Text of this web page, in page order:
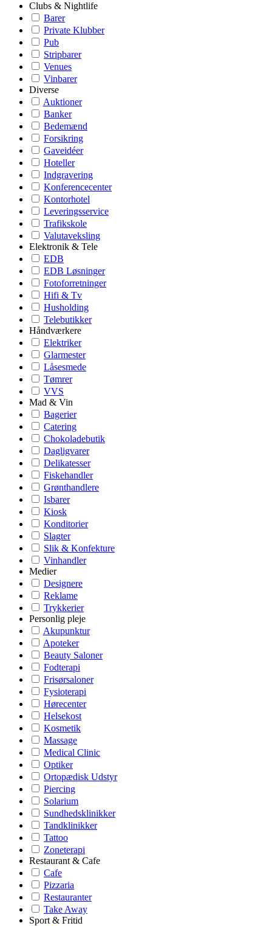
Clubs & Nightlife
Barer
Private Klubber
Pub
Stripbarer
Venues
Vinbarer
Diverse
Auktioner
Banker
Bedemænd
Forsikring
Gaveidéer
Hoteller
Indgravering
Konferencecenter
Kontorhotel
Leveringsservice
Trafikskole
Valutaveksling
Elektronik & Tele
EDB
EDB Løsninger
Fotoforretninger
Hifi & Tv
Husholding
Telebutikker
Håndværkere
Elektriker
Glarmester
Låsesmede
Tømrer
VVS
Mad & Vin
Bagerier
Catering
Chokoladebutik
Dagligvarer
Delikatesser
Fiskehandler
Grønthandlere
Isbarer
Kiosk
Konditorier
Slagter
Slik & Konfekture
Vinhandler
Medier
Designere
Reklame
Trykkerier
Personlig pleje
Akupunktur
Apoteker
Beauty Saloner
Fodterapi
Frisørsaloner
Fysioterapi
Hørecenter
Helsekost
Kosmetik
Massage
Medical Clinic
Optiker
Ortopædisk Udstyr
Piercing
Solarium
Sundhedsklinikker
Tandklinikker
Tattoo
Zoneterapi
Restaurant & Cafe
Cafe
Pizzaria
Restauranter
Take Away
Sport & Fritid